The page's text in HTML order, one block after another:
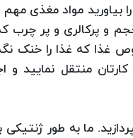
مواد مغذی مهم
و پرکالری و پر چرب
غذا که غذا را خنک
منتقل نمایید و
ما به طور